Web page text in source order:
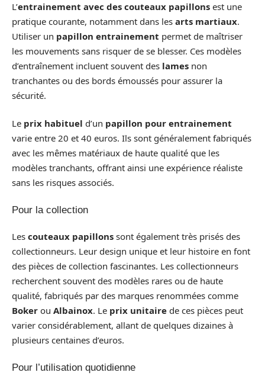
L’entrainement avec des couteaux papillons est une
pratique courante, notamment dans les arts martiaux.
Utiliser un papillon entrainement permet de maîtriser
les mouvements sans risquer de se blesser. Ces modèles
d’entraînement incluent souvent des lames non
tranchantes ou des bords émoussés pour assurer la
sécurité.
Le prix habituel d’un papillon pour entrainement
varie entre 20 et 40 euros. Ils sont généralement fabriqués
avec les mêmes matériaux de haute qualité que les
modèles tranchants, offrant ainsi une expérience réaliste
sans les risques associés.
Pour la collection
Les couteaux papillons sont également très prisés des
collectionneurs. Leur design unique et leur histoire en font
des pièces de collection fascinantes. Les collectionneurs
recherchent souvent des modèles rares ou de haute
qualité, fabriqués par des marques renommées comme
Boker ou Albainox. Le prix unitaire de ces pièces peut
varier considérablement, allant de quelques dizaines à
plusieurs centaines d’euros.
Pour l’utilisation quotidienne